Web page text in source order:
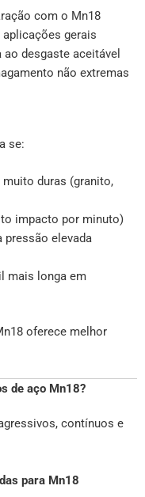
com o Mn18
aplicações gerais
desgaste aceitável
não extremas
se:
duras (granito,
impacto por minuto)
pressão elevada
mais longa em
oferece melhor
de aço Mn18?
contínuos e
para Mn18